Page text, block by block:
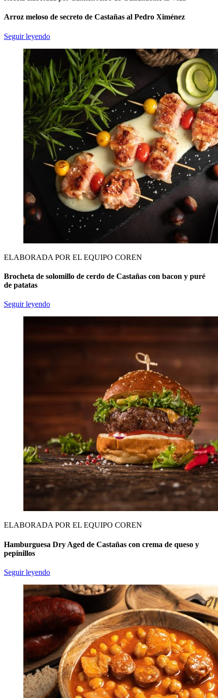
Arroz meloso de secreto de Castañas al Pedro Ximénez
Seguir leyendo
ELABORADA POR EL EQUIPO COREN
Brocheta de solomillo de cerdo de Castañas con bacon y puré
de patatas
Seguir leyendo
ELABORADA POR EL EQUIPO COREN
Hamburguesa Dry Aged de Castañas con crema de queso y
pepinillos
Seguir leyendo